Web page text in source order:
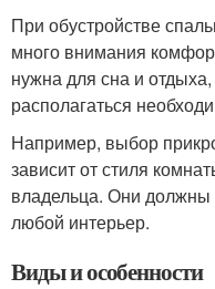
При обустройстве
много внимания
нужна для сна и
располагаться
Например, выбор
зависит от стиля
владельца. Они
любой интерьер.
Виды и особенности